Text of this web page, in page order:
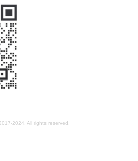
2024. All rights reserved.